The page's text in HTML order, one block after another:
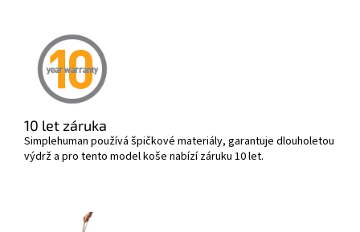
10 let záruka
Simplehuman používá špičkové materiály, garantuje dlouholetou
výdrž a pro tento model koše nabízí záruku 10 let.